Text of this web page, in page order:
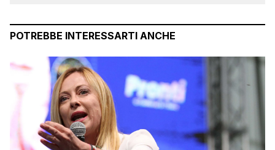
POTREBBE INTERESSARTI ANCHE